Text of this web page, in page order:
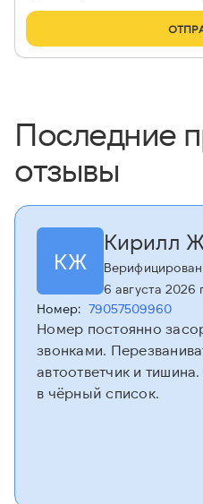
Последние
отзывы
КЖ
Кирилл
6 августа 2026
Номер: 79057509960
Номер постоянно
звонками.
автоответчик и
в чёрный список.